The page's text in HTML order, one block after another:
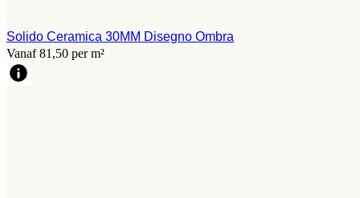
Solido Ceramica 30MM Disegno Ombra
Vanaf 81,50 per m²